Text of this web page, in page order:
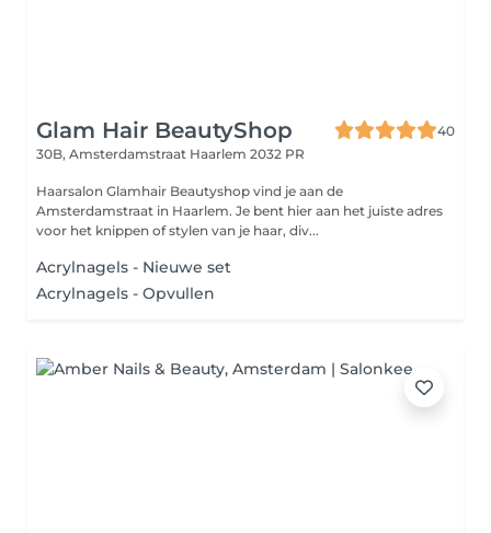
Glam Hair BeautyShop
40
30B, Amsterdamstraat Haarlem 2032 PR
Haarsalon Glamhair Beautyshop vind je aan de
Amsterdamstraat in Haarlem. Je bent hier aan het juiste adres
voor het knippen of stylen van je haar, div...
Acrylnagels - Nieuwe set
Acrylnagels - Opvullen